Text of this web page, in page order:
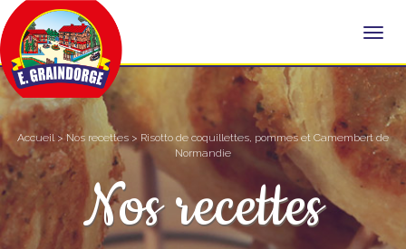
Accueil>Nos recettes > Risotto de coquillettes, pommes et Camembert de
Normandie
Nos recettes